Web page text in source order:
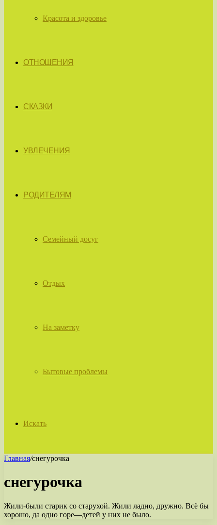
Красота и здоровье
ОТНОШЕНИЯ
СКАЗКИ
УВЛЕЧЕНИЯ
РОДИТЕЛЯМ
Семейный досуг
Отдых
На заметку
Бытовые проблемы
Искать
Главная/снегурочка
снегурочка
Жили-были старик со старухой. Жили ладно, дружно. Всё бы
хорошо, да одно горе—детей у них не было.